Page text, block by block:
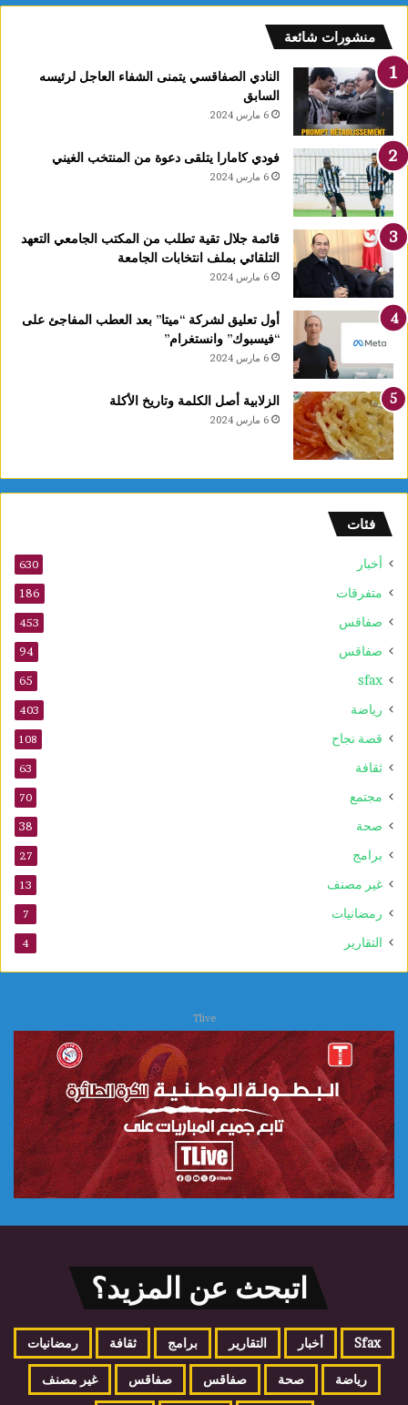
ب
ر
ت
خ
ل
ا
ت
ل
منشورات شائعة
النادي الصفاقسي يتمنى الشفاء العاجل لرئيسه
السابق
6 مارس 2024
فودي كامارا يتلقى دعوة من المنتخب الغيني
6 مارس 2024
قائمة جلال تقية تطلب من المكتب الجامعي التعهد
التلقائي بملف انتخابات الجامعة
6 مارس 2024
أول تعليق لشركة “ميتا” بعد العطب المفاجئ على
“فيسبوك” وانستغرام”
6 مارس 2024
الزلابية أصل الكلمة وتاريخ الأكلة
6 مارس 2024
فئات
أخبار 630
متفرقات 186
صفاقس 453
صفاقس 94
sfax
65
رياضة 403
قصة نجاح 108
ثقافة 63
مجتمع 70
صحة 38
برامج 27
غير مصنف 13
رمضانيات 7
التقارير 4
Tlive
اتبحث عن المزيد؟
Sfax أخبار التقارير برامج ثقافة رمضانيات
رياضة صحة صفاقس صفاقس غير مصنف